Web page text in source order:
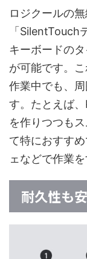
ロジクールの
「SilentTouch
キーボードの
が可能です。
作業中でも、
す。たとえば
を作りつつも
て特におすす
ェなどで作業
耐久性も